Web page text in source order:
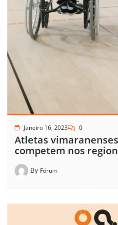
Janeiro 16, 2023 0
Atletas
competem nos
By Fórum